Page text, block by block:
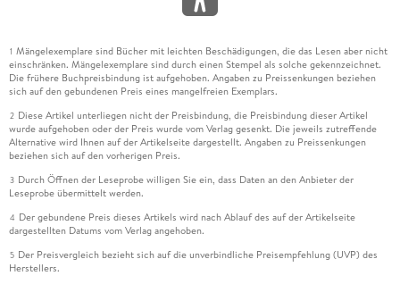
1 Mängelexemplare sind Bücher mit leichten Beschädigungen, die das Lesen aber nicht
einschränken. Mängelexemplare sind durch einen Stempel als solche gekennzeichnet.
Die frühere Buchpreisbindung ist aufgehoben. Angaben zu Preissenkungen beziehen
sich auf den gebundenen Preis eines mangelfreien Exemplars.
2 Diese Artikel unterliegen nicht der Preisbindung, die Preisbindung dieser Artikel
wurde aufgehoben oder der Preis wurde vom Verlag gesenkt. Die jeweils zutreffende
Alternative wird Ihnen auf der Artikelseite dargestellt. Angaben zu Preissenkungen
beziehen sich auf den vorherigen Preis.
3 Durch Öffnen der Leseprobe willigen Sie ein, dass Daten an den Anbieter der
Leseprobe übermittelt werden.
4 Der gebundene Preis dieses Artikels wird nach Ablauf des auf der Artikelseite
dargestellten Datums vom Verlag angehoben.
5 Der Preisvergleich bezieht sich auf die unverbindliche Preisempfehlung (UVP) des
Herstellers.